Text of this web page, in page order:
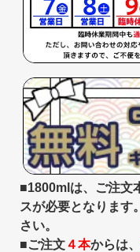
■1800mlは、ご注文
スが必要となります
さい。
■ご注文４本からは、